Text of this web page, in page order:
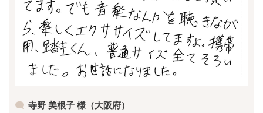
寺野 美根子 様（大阪府）